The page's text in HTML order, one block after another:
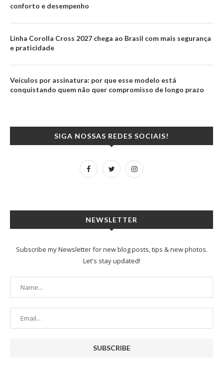
conforto e desempenho
Linha Corolla Cross 2027 chega ao Brasil com mais segurança
e praticidade
Veículos por assinatura: por que esse modelo está
conquistando quem não quer compromisso de longo prazo
SIGA NOSSAS REDES SOCIAIS!
NEWSLETTER
Subscribe my Newsletter for new blog posts, tips & new photos.
Let's stay updated!